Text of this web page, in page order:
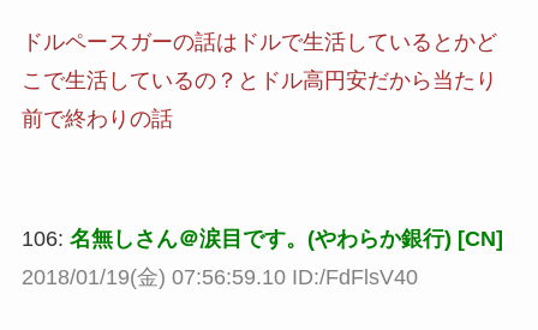
ドルペースガーの話はドルで生活しているとかど
こで生活しているの？とドル高円安だから当たり
前で終わりの話
106: 名無しさん＠涙目です。(やわらか銀行) [CN]
2018/01/19(金) 07:56:59.10 ID:/FdFlsV40